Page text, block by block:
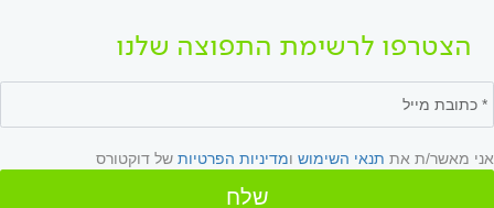
הצטרפו לרשימת התפוצה שלנו
אני מאשר/ת את תנאי השימוש ומדיניות הפרטיות של דוקטורס
שלח